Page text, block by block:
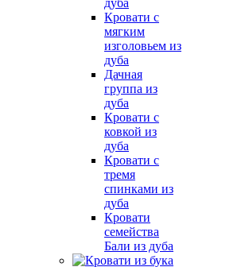
дуба
Кровати с
мягким
изголовьем из
дуба
Дачная
группа из
дуба
Кровати с
ковкой из
дуба
Кровати с
тремя
спинками из
дуба
Кровати
семейства
Бали из дуба